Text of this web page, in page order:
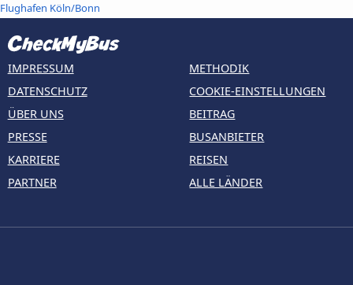
Flughafen Köln/Bonn
IMPRESSUM
DATENSCHUTZ
ÜBER UNS
PRESSE
KARRIERE
PARTNER
METHODIK
COOKIE-EINSTELLUNGEN
BEITRAG
BUSANBIETER
REISEN
ALLE LÄNDER